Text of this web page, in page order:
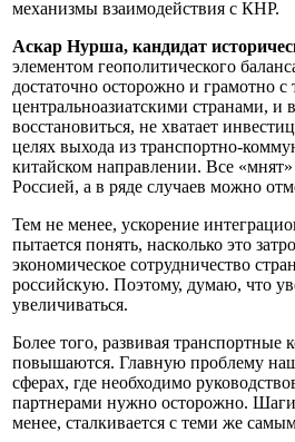
механизмы взаимодействия с КНР.
Аскар Нурша, кандидат
элементом геополитического
достаточно осторожно и грамотно
центральноазиатскими странами, и
восстановиться, не хватает
целях выхода из транспортно-
китайском направлении. Все
Россией, а в ряде случаев можно
Тем не менее, ускорение
пытается понять, насколько это
экономическое сотрудничество
российскую. Поэтому, думаю, что
увеличиваться.
Более того, развивая
повышаются. Главную проблему
сферах, где необходимо
партнерами нужно осторожно.
менее, сталкивается с теми же